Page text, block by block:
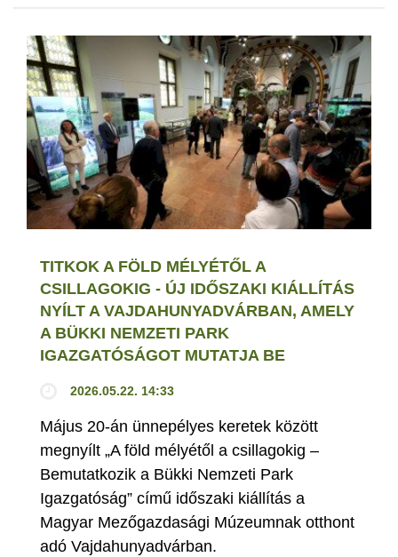
TITKOK A FÖLD MÉLYÉTŐL A
CSILLAGOKIG - ÚJ IDŐSZAKI KIÁLLÍTÁS
NYÍLT A VAJDAHUNYADVÁRBAN, AMELY
A BÜKKI NEMZETI PARK
IGAZGATÓSÁGOT MUTATJA BE
2026.05.22. 14:33
Május 20-án ünnepélyes keretek között
megnyílt „A föld mélyétől a csillagokig –
Bemutatkozik a Bükki Nemzeti Park
Igazgatóság” című időszaki kiállítás a
Magyar Mezőgazdasági Múzeumnak otthont
adó Vajdahunyadvárban.